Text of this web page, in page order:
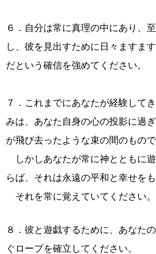
６．自分は常に真理の中にあり、
し、彼を見出すために日々ますま
だという確信を強めてください。
７．これまでにあなたが経験して
みは、あなた自身の心の投影に過
が飛び去ったような束の間のもので
しかしあなたが常に神とともに
らば、それは永遠の平和と幸せをも
それを常に覚えていてください。
８．彼と遊戯するために、あなた
ぐロープを確立してください。